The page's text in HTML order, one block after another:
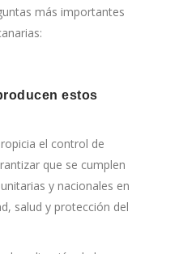
más importantes
estos
el control de
que se cumplen
y nacionales en
salud y protección del